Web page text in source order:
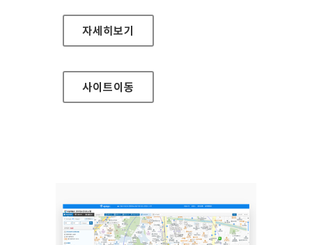
서울특별시 동부병원
자세히보기
사이트이동